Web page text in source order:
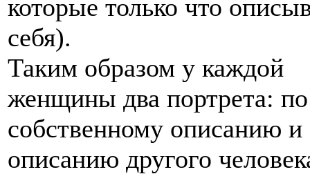
которые только что
себя).
Таким образом у каждой
женщины два портрета: по
собственному описанию и
описанию другого